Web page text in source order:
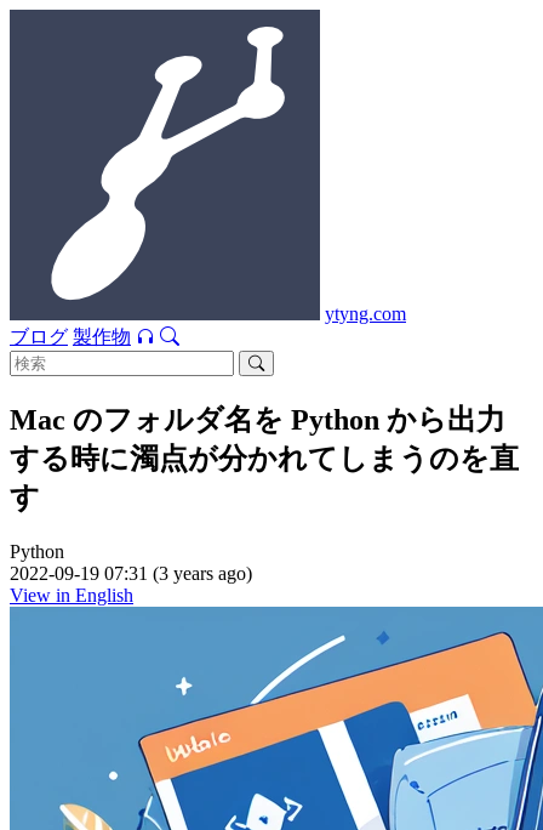
ytyng.com
ブログ 製作物
Mac のフォルダ名を Python から出力
する時に濁点が分かれてしまうのを直
す
Python
2022-09-19 07:31 (3 years ago)
View in English